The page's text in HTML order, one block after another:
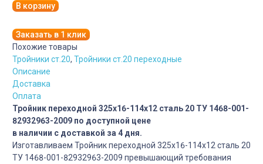
В корзину
Заказать в 1 клик
Похожие товары
Тройники ст.20, Тройники ст.20 переходные
Описание
Доставка
Оплата
Тройник переходной 325х16-114х12 сталь 20 ТУ 1468-001-
82932963-2009 по доступной цене
в наличии с доставкой за 4 дня.
Изготавливаем Тройник переходной 325х16-114х12 сталь 20
ТУ 1468-001-82932963-2009 превышающий требования